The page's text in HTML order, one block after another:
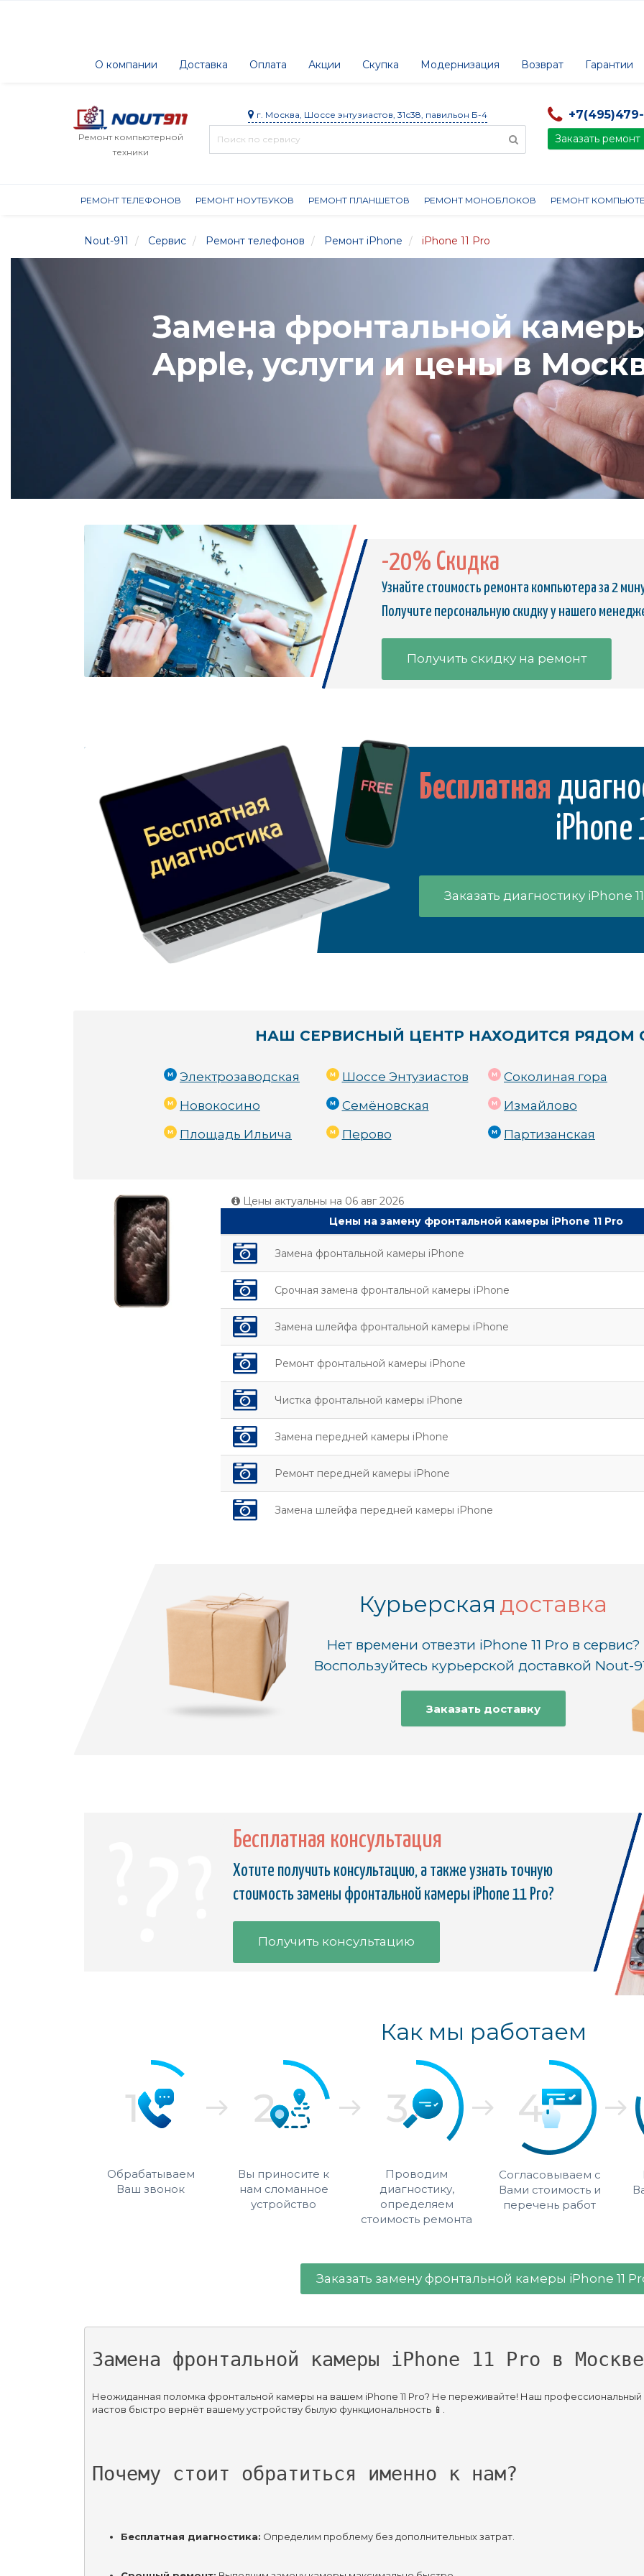
О компании Доставка Оплата Акции Скупка Модернизация Возврат Гарантии
Ремонт компьютерной
техники
г. Москва, Шоссе энтузиастов, 31с38, павильон Б-4
Заказать ремонт
РЕМОНТ ТЕЛЕФОНОВ РЕМОНТ НОУТБУКОВ РЕМОНТ ПЛАНШЕТОВ РЕМОНТ МОНОБЛОКОВ РЕМОНТ
Nout-911 Сервис Ремонт телефонов Ремонт iPhone iPhone 11 Pro
Замена фронтальной
Apple, услуги и цены в
-20% Скидка
Узнайте стоимость ремонта компьютера за 2
Получите персональную скидку у нашего
Получить скидку на ремонт
Бесплатная
iPhone
Заказать диагностику iPhone
НАШ СЕРВИСНЫЙ ЦЕНТР НАХОДИТСЯ РЯДОМ
Электрозаводская
Новокосино
Площадь Ильича
Шоссе Энтузиастов
Семёновская
Перово
Соколиная гора
Измайлово
Партизанская
Цены актуальны на 06 авг 2026
Цены на замену фронтальной камеры iPhone 11 Pro
Замена фронтальной камеры iPhone
Срочная замена фронтальной камеры iPhone
Замена шлейфа фронтальной камеры iPhone
Ремонт фронтальной камеры iPhone
Чистка фронтальной камеры iPhone
Замена передней камеры iPhone
Ремонт передней камеры iPhone
Замена шлейфа передней камеры iPhone
Курьерская доставка
Нет времени отвезти iPhone 11 Pro в сервис?
Воспользуйтесь курьерской доставкой Nout-
Заказать доставку
Бесплатная консультация
Хотите получить консультацию, а также узнать точную
стоимость замены фронтальной камеры iPhone 11 Pro?
Получить консультацию
Как мы работаем
Обрабатываем
Ваш звонок
Вы приносите к
нам сломанное
устройство
Проводим
диагностику,
определяем
стоимость ремонта
Согласовываем с
Вами стоимость и
перечень работ
Заказать замену фронтальной камеры iPhone 11
Замена фронтальной камеры iPhone 11 Pro в Москве
Неожиданная поломка фронтальной камеры на вашем iPhone 11 Pro? Не переживайте! Наш
иастов быстро вернёт вашему устройству былую функциональность 📱.
Почему стоит обратиться именно к нам?
Бесплатная диагностика: Определим проблему без дополнительных затрат.